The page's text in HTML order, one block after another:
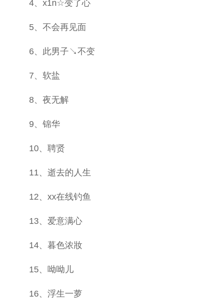
4、x1n☆变了心
5、不会再见面
6、此男子↘不变
7、软盐
8、夜无解
9、锦华
10、聘贤
11、逝去的人生
12、xx在线钓鱼
13、爱意满心
14、暮色浓妝
15、呦呦儿
16、浮生一萝